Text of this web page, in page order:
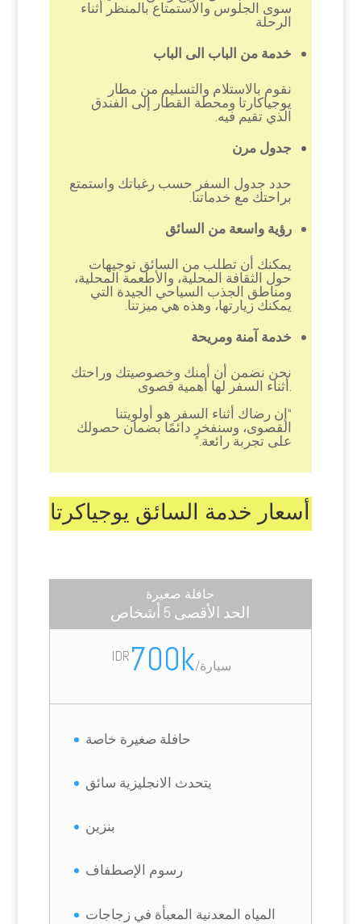
سوى الجلوس والاستمتاع بالمنظر أثناء
الرحلة
خدمة من الباب الى الباب
نقوم بالاستلام والتسليم من مطار
يوجياكارتا ومحطة القطار إلى الفندق
الذي تقيم فيه.
جدول مرن
حدد جدول السفر حسب رغباتك واستمتع
براحتك مع خدماتنا.
رؤية واسعة من السائق
يمكنك أن تطلب من السائق توجيهات
حول الثقافة المحلية، والأطعمة المحلية،
ومناطق الجذب السياحي الجيدة التي
يمكنك زيارتها، وهذه هي ميزتنا.
خدمة آمنة ومريحة
نحن نضمن أن أمنك وخصوصيتك وراحتك
أثناء السفر لها أهمية قصوى.
“إن رضاك ​​أثناء السفر هو أولويتنا
القصوى، وسنفخر دائمًا بضمان حصولك
على تجربة رائعة.”
أسعار خدمة السائق يوجياكرتا
حافلة صغيرة
الحد الأقصى 5 أشخاص
IDR700k/سيارة
حافلة صغيرة خاصة
يتحدث الانجليزية سائق
بنزين
رسوم الإصطفاف
المياه المعدنية المعبأة في زجاجات